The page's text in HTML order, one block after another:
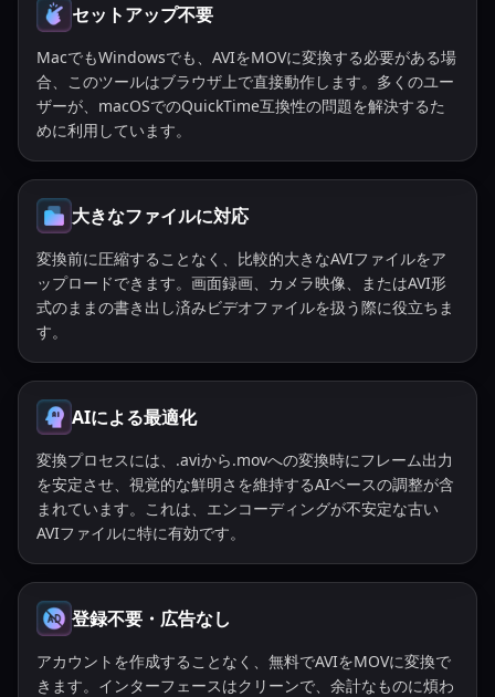
セットアップ不要
MacでもWindowsでも、AVIをMOVに変換する必要がある場
合、このツールはブラウザ上で直接動作します。多くのユー
ザーが、macOSでのQuickTime互換性の問題を解決するた
めに利用しています。
大きなファイルに対応
変換前に圧縮することなく、比較的大きなAVIファイルをア
ップロードできます。画面録画、カメラ映像、またはAVI形
式のままの書き出し済みビデオファイルを扱う際に役立ちま
す。
AIによる最適化
変換プロセスには、.aviから.movへの変換時にフレーム出力
を安定させ、視覚的な鮮明さを維持するAIベースの調整が含
まれています。これは、エンコーディングが不安定な古い
AVIファイルに特に有効です。
登録不要・広告なし
アカウントを作成することなく、無料でAVIをMOVに変換で
きます。インターフェースはクリーンで、余計なものに煩わ